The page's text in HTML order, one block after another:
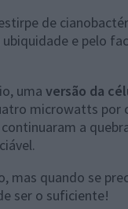
de
ubiquidade e pelo
uma versão da
microwatts
a
mas quando se
ser o suficiente!